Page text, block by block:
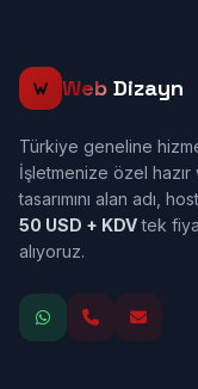
Web Dizayn
Türkiye geneline
İşletmenize özel
tasarımını alan adı,
50 USD + KDVtek
alıyoruz.